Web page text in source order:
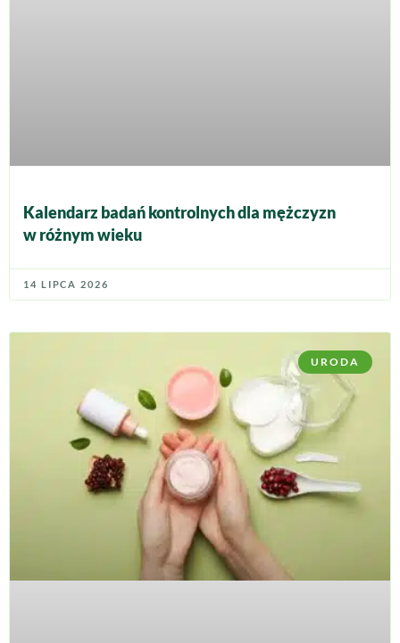
Kalendarz badań kontrolnych dla mężczyzn
w różnym wieku
14 LIPCA 2026
URODA